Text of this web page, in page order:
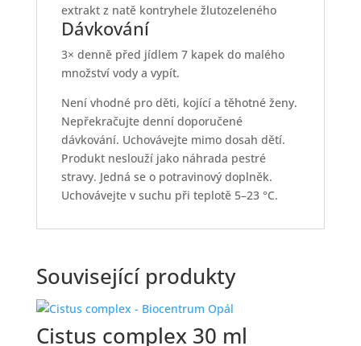
extrakt z natě kontryhele žlutozeleného
Dávkování
3× denně před jídlem 7 kapek do malého
množství vody a vypít.
Není vhodné pro děti, kojící a těhotné ženy.
Nepřekračujte denní doporučené
dávkování. Uchovávejte mimo dosah dětí.
Produkt neslouží jako náhrada pestré
stravy. Jedná se o potravinový doplněk.
Uchovávejte v suchu při teplotě 5–23 °C.
Související produkty
Cistus complex 30 ml